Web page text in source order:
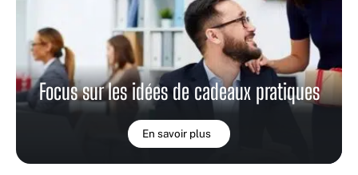
Focus sur les idées de cadeaux pratiques
En savoir plus